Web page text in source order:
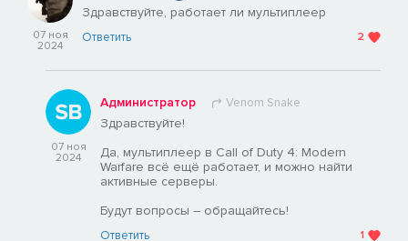
07 ноя
2024
Здравствуйте, работает ли мультиплеер
Ответить 2
07 ноя
2024
Администратор Venom Snake
Здравствуйте!
Да, мультиплеер в Call of Duty 4: Modern
Warfare всё ещё работает, и можно найти
активные серверы.
Будут вопросы – обращайтесь!
Ответить 1